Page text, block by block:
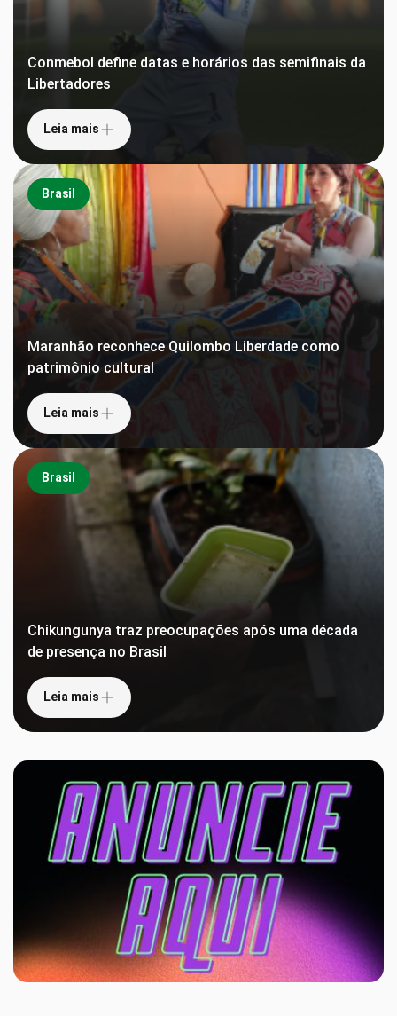
Conmebol define datas e horários das semifinais da
Libertadores
Leia mais
Brasil
Maranhão reconhece Quilombo Liberdade como
patrimônio cultural
Leia mais
Brasil
Chikungunya traz preocupações após uma década
de presença no Brasil
Leia mais